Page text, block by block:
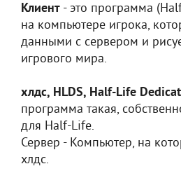
Клиент - это программа
на компьютере игрока,
данными с сервером и
игрового мира.
хлдс, HLDS, Half-Life
программа такая,
для Half-Life.
Сервер - Компьютер, на
хлдс.